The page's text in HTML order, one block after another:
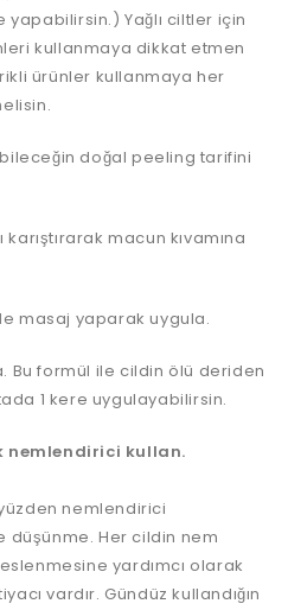
Yağlı ciltler için
kullanmaya dikkat etmen
ürünler kullanmaya her
doğal peeling tarifini
karıştırarak macun kıvamına
masaj yaparak uygula.
Bu formül ile cildin ölü deriden
1 kere uygulayabilirsin.
nemlendirici kullan.
nemlendirici
Her cildin nem
yardımcı olarak
vardır. Gündüz kullandığın